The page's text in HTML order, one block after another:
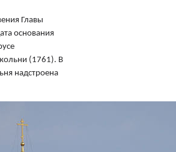
Главы
основания
(1761). В
надстроена